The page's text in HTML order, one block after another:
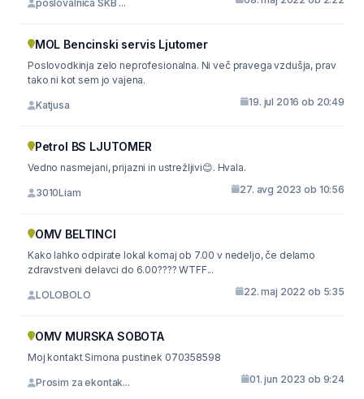
poslovalnica SKB ...
MOL Bencinski servis Ljutomer
Poslovodkinja zelo neprofesionalna. Ni več pravega vzdušja, prav
tako ni kot sem jo vajena.
Katjusa 19. jul 2016 ob 20:49
Petrol BS LJUTOMER
Vedno nasmejani, prijazni in ustrežljivi😊. Hvala.
3010Liam 27. avg 2023 ob 10:56
OMV BELTINCI
Kako lahko odpirate lokal komaj ob 7.00 v nedeljo, če delamo
zdravstveni delavci do 6.00???? WTFF...
LOLOBOLO 22. maj 2022 ob 5:35
OMV MURSKA SOBOTA
Moj kontakt Simona pustinek 070358598
Prosim za ekontak... 01. jun 2023 ob 9:24